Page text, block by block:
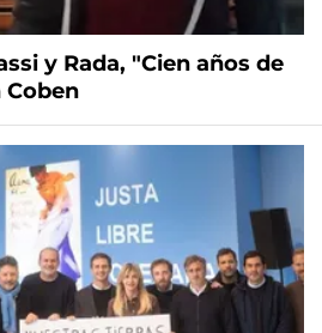
y Rada, "Cien años de
Coben